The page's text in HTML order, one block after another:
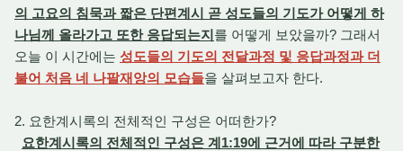
의 고요의 침묵과 짧은 단편계시 곧 성도들의 기도가 어떻게 하
나님께 올라가고 또한 응답되는지를 어떻게 보았을까? 그래서
오늘 이 시간에는 성도들의 기도의 전달과정 및 응답과정과 더
불어 처음 네 나팔재앙의 모습들을 살펴보고자 한다.
2. 요한계시록의 전체적인 구성은 어떠한가?
요한계시록의 전체적인 구성은 계1:19에 근거에 따라 구분한